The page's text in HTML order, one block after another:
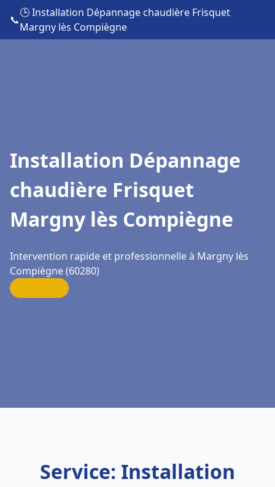
📞
🕒 Installation Dépannage chaudière Frisquet
Margny lès Compiègne
Installation Dépannage
chaudière Frisquet
Margny lès Compiègne
Intervention rapide et professionnelle à Margny lès
Compiègne (60280)
Service: Installation